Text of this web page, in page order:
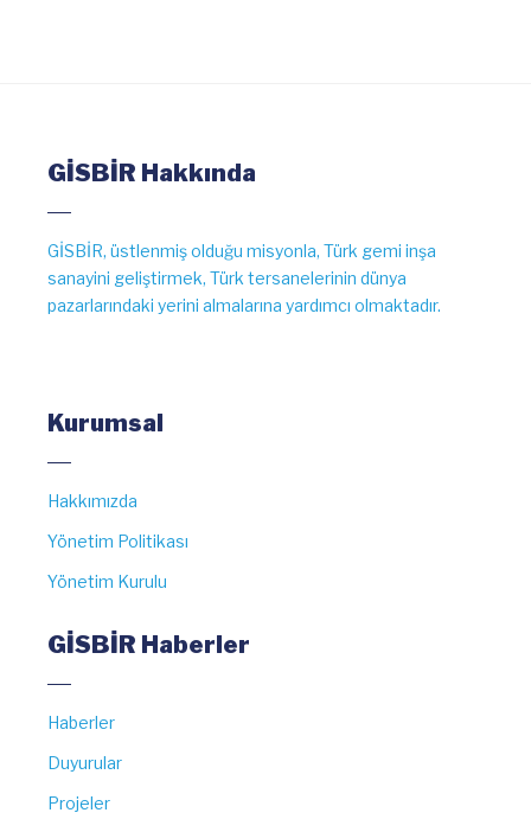
GİSBİR Hakkında
GİSBİR, üstlenmiş olduğu misyonla, Türk gemi inşa
sanayini geliştirmek, Türk tersanelerinin dünya
pazarlarındaki yerini almalarına yardımcı olmaktadır.
Kurumsal
Hakkımızda
Yönetim Politikası
Yönetim Kurulu
GİSBİR Haberler
Haberler
Duyurular
Projeler